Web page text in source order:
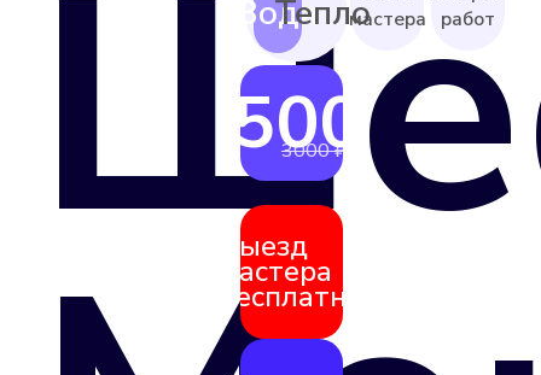
2500 ₽
3000 ₽
Выезд
мастера
бесплатно
мастера
работ